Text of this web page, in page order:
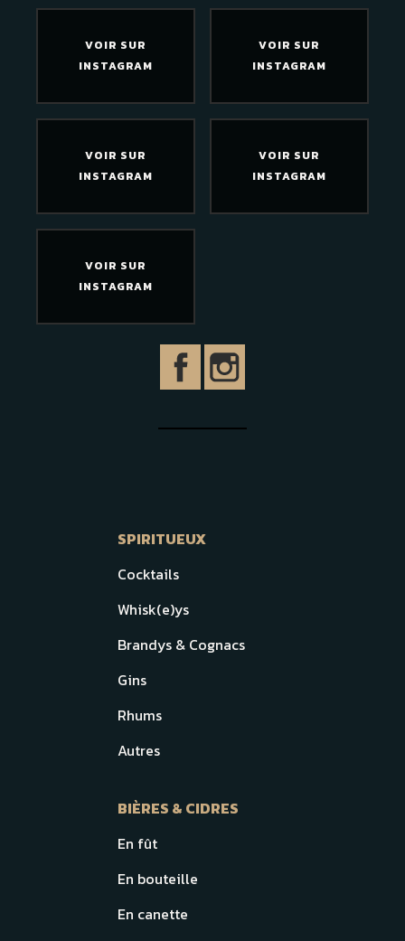
VOIR SUR
INSTAGRAM
VOIR SUR
INSTAGRAM
VOIR SUR
INSTAGRAM
VOIR SUR
INSTAGRAM
VOIR SUR
INSTAGRAM
SPIRITUEUX
Cocktails
Whisk(e)ys
Brandys & Cognacs
Gins
Rhums
Autres
BIÈRES & CIDRES
En fût
En bouteille
En canette